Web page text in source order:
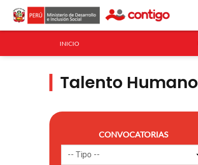
INICIO
Talento Humano
CONVOCATORIAS